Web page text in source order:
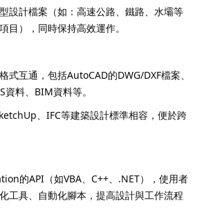
設計檔案（如：高速公路、鐵路、水壩等
目），同時保持高效運作。
式互通，包括AutoCAD的DWG/DXF檔案、
資料、BIM資料等。
、IFC等建築設計標準相容，便於跨
的API（如VBA、C++、.NET），使用者
工具、自動化腳本，提高設計與工作流程